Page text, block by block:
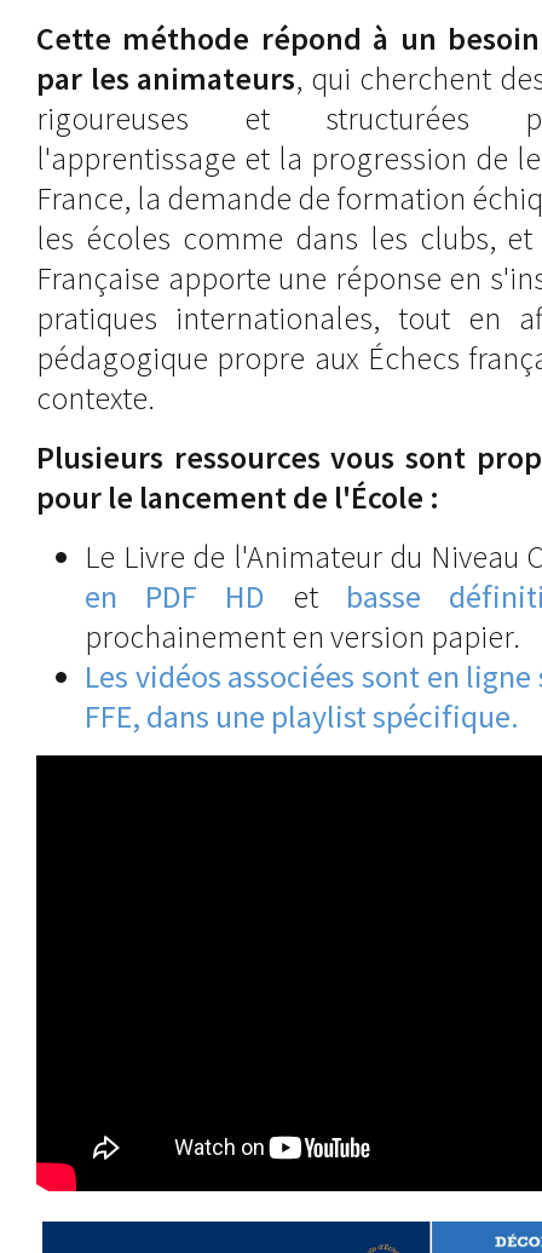
Cette méthode répond à un
par les animateurs, qui cherchent
rigoureuses et structurées
l'apprentissage et la progression de
France, la demande de formation
les écoles comme dans les clubs,
Française apporte une réponse en
pratiques internationales, tout en
pédagogique propre aux Échecs
contexte.
Plusieurs ressources vous sont
pour le lancement de l'École :
Le Livre de l'Animateur du Niveau
en PDF HD et basse
prochainement en version papier.
Les vidéos associées sont en
FFE, dans une playlist spécifique.